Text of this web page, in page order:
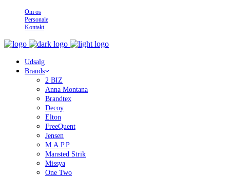
Om os
Personale
Kontakt
Udsalg
Brands
2 BIZ
Anna Montana
Brandtex
Decoy
Elton
FreeQuent
Jensen
M.A.P.P
Mansted Strik
Missya
One Two